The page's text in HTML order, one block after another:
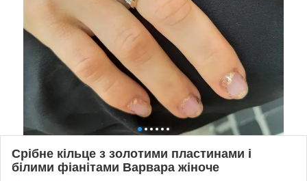
Срібне кільце з золотими пластинами і
білими фіанітами Варвара жіноче